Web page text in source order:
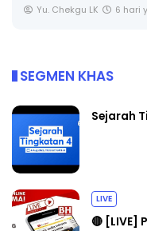
Yu. Chekgu LK 6 hari
SEGMEN KHAS
Sejarah
LIVE
🔴 [LIVE]